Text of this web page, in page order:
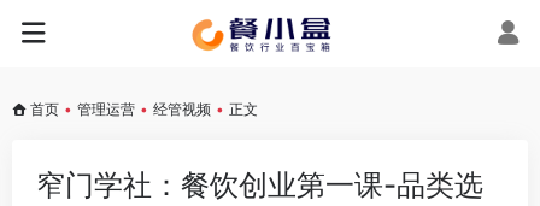
首页 • 管理运营 • 经管视频 • 正文
窄门学社：餐饮创业第一课-品类选